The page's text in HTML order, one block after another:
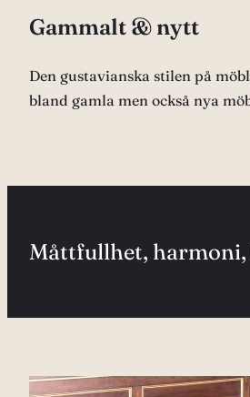
Gammalt & nytt
Den gustavianska stilen på
bland gamla men också nya
Måttfullhet,